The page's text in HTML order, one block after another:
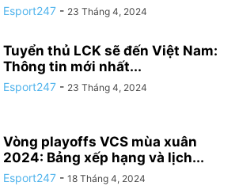
Esport247 - 23 Tháng 4, 2024
Tuyển thủ LCK sẽ đến Việt Nam:
Thông tin mới nhất...
Esport247 - 23 Tháng 4, 2024
Vòng playoffs VCS mùa xuân
2024: Bảng xếp hạng và lịch...
Esport247 - 18 Tháng 4, 2024